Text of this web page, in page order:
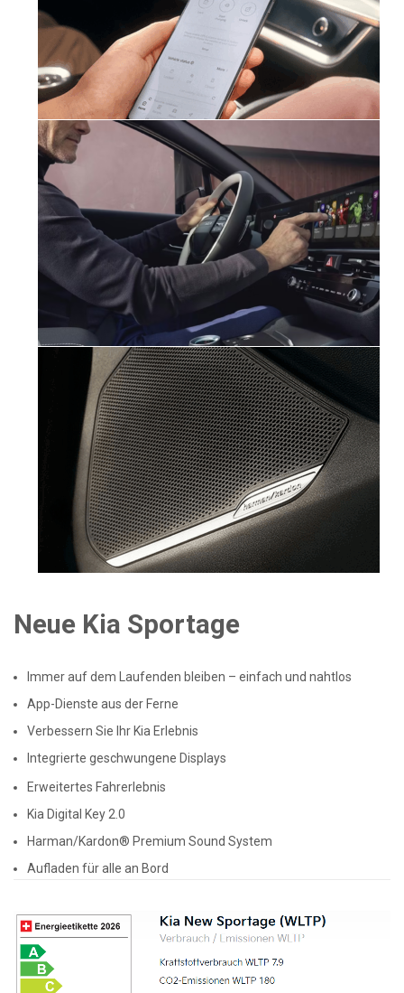
Neue Kia Sportage
Immer auf dem Laufenden bleiben – einfach und nahtlos
App-Dienste aus der Ferne
Verbessern Sie Ihr Kia Erlebnis
Integrierte geschwungene Displays
Erweitertes Fahrerlebnis
Kia Digital Key 2.0
Harman/Kardon® Premium Sound System
Aufladen für alle an Bord